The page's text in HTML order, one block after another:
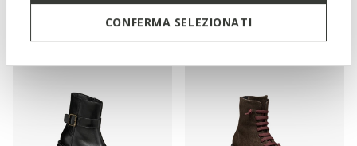
CONFERMA SELEZIONATI
€140,00
€165,00